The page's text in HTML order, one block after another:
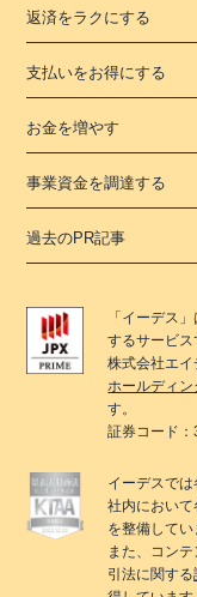
返済をラクにする
支払いをお得にする
お金を増やす
事業資金を調達する
過去のPR記事
「 イーデス
するサービス
株式会社エ
ホールディン
す。
証券コード：
イーデスでは
社内におい
を整備してい
また、コン
引法に関する